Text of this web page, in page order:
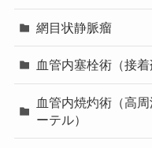
網目状静脈瘤
血管内塞栓術（接着
血管内焼灼術（高
ーテル）